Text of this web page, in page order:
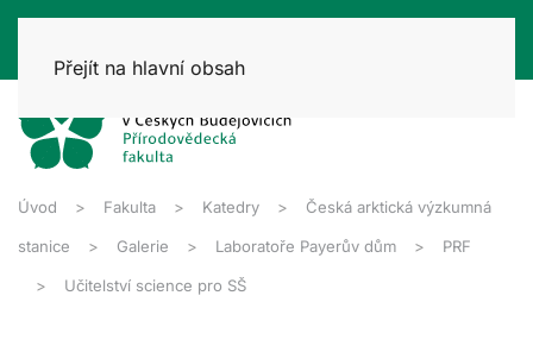
Přejít na hlavní obsah
Úvod Fakulta Katedry Česká arktická výzkumná
stanice Galerie Laboratoře Payerův dům PRF
Učitelství science pro SŠ